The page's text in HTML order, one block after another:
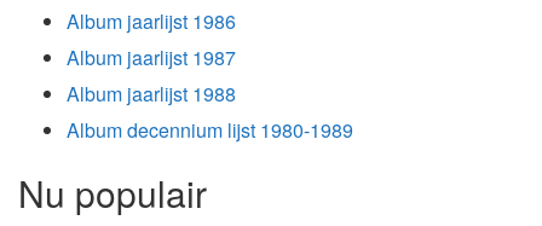
Album jaarlijst 1986
Album jaarlijst 1987
Album jaarlijst 1988
Album decennium lijst 1980-1989
Nu populair